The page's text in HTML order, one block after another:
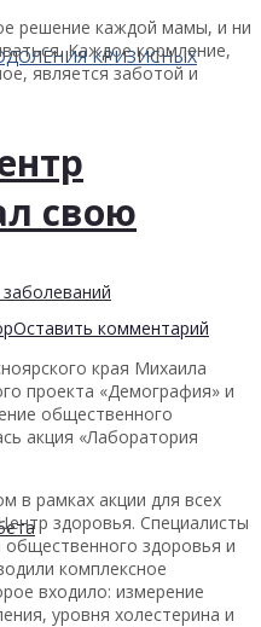
КРИЗИСНЫХ
решение каждой мамы, и ни
Каждое кормление,
является заботой и
свою
Оставить комментарий
края Михаила
проекта «Демография» и
общественного
акция «Лаборатория
в рамках акции для всех
здоровья. Специалисты
общественного здоровья и
комплексное
входило: измерение
уровня холестерина и